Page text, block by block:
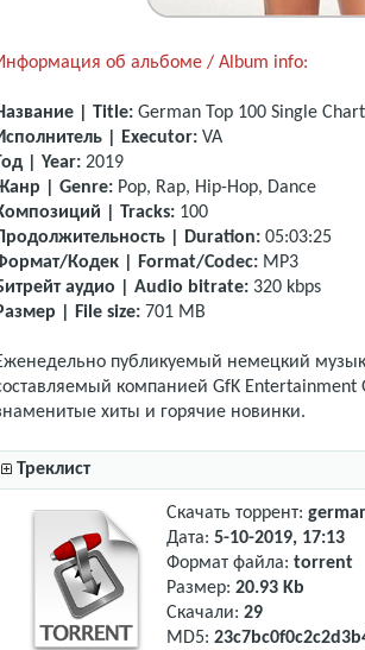
об альбоме / Album info:
| Title: German Top 100 Single
| Executor: VA
| Year: 2019
| Genre: Pop, Rap, Hip-Hop, Dance
| Tracks: 100
| Duration: 05:03:25
Кодек | Format/Codec: MP3
аудио | Audio bitrate: 320 kbps
| File size: 701 MB
публикуемый немецкий
компанией GfK
хиты и горячие новинки.
Треклист
Скачать торрент:
Дата: 5-10-2019, 17:13
Формат файла: torrent
Размер: 20.93 Kb
Скачали: 29
MD5: